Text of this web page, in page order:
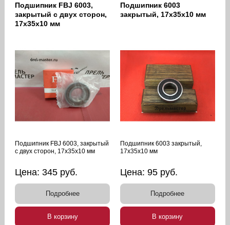
Подшипник FBJ 6003,
закрытый с двух сторон,
17х35х10 мм
Подшипник FBJ 6003, закрытый
с двух сторон, 17х35х10 мм
Цена:345 руб.
Подробнее
В корзину
Подшипник 6003
закрытый, 17х35х10 мм
Подшипник 6003 закрытый,
17х35х10 мм
Цена: 95 руб.
Подробнее
В корзину